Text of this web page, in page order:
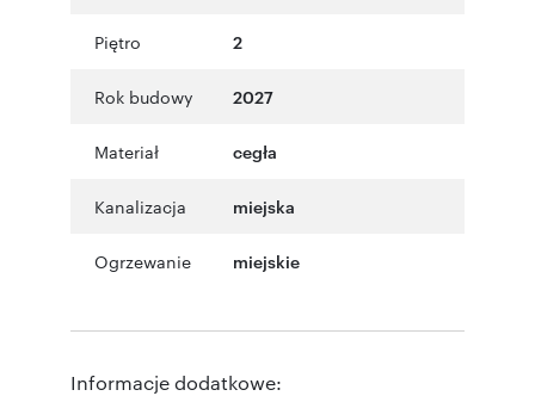
Piętro 2
Rok budowy 2027
Materiał cegła
Kanalizacja miejska
Ogrzewanie miejskie
Informacje dodatkowe: